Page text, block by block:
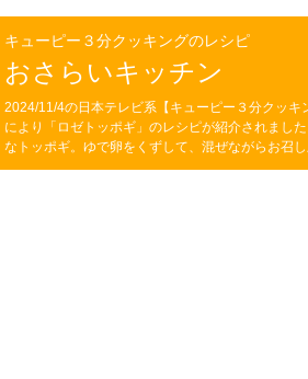
キューピー３分クッキングのレシピ
おさらいキッチン
2024/11/4の日本テレビ系【キューピー３分クッキ
により「ロゼトッポギ」のレシピが紹介されまし
なトッポギ。ゆで卵をくずして、混ぜながらお召し